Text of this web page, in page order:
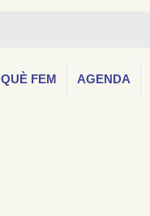
QUÈ FEM AGENDA